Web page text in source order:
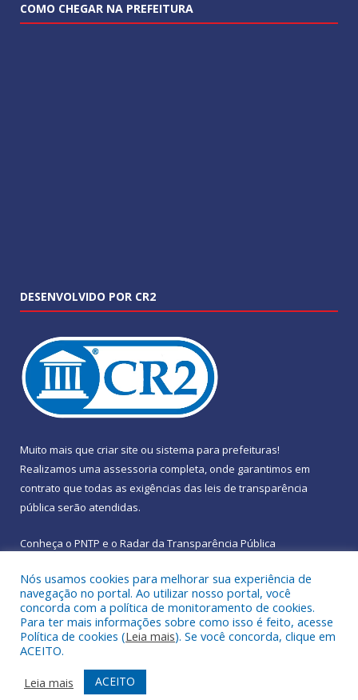
COMO CHEGAR NA PREFEITURA
DESENVOLVIDO POR CR2
Muito mais que criar site ou sistema para prefeituras!
Realizamos uma assessoria completa, onde garantimos em
contrato que todas as exigências das leis de transparência
pública serão atendidas.
Conheça o PNTP e o Radar da Transparência Pública
Todos os direitos reservados a Prefeitura Municipal de
Rebouças.
Mapa do Site
Acessar Área Administrativa
Acessar Webmail
Nós usamos cookies para melhorar sua experiência de
navegação no portal. Ao utilizar nosso portal, você
concorda com a política de monitoramento de cookies.
Para ter mais informações sobre como isso é feito, acesse
Política de cookies (Leia mais). Se você concorda, clique em
ACEITO.
Leia mais
ACEITO